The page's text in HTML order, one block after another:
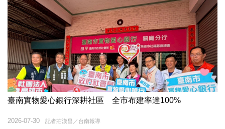
臺南實物愛心銀行深耕社區 全市布建率達100%
記者莊漢昌／台南報導
2026-07-30